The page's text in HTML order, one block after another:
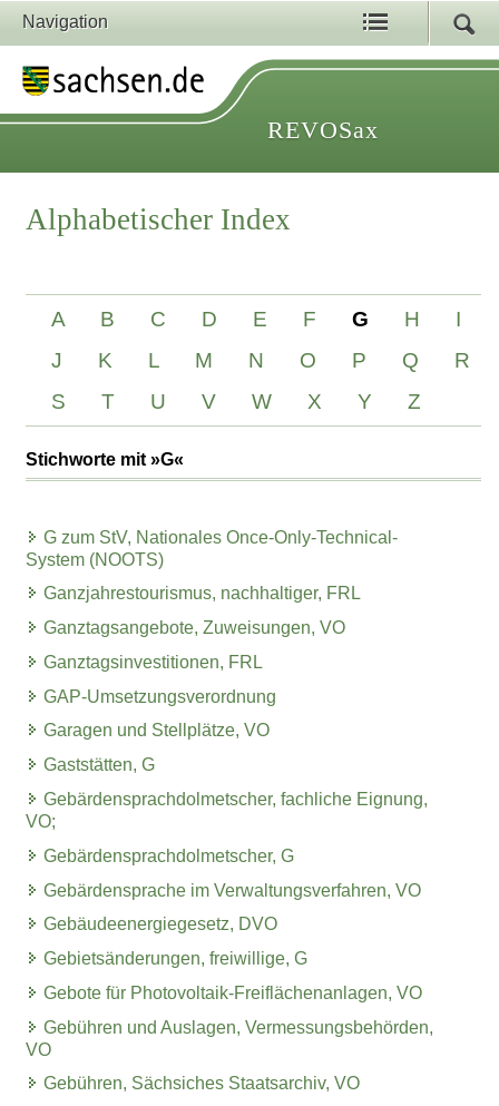
Navigation
REVOSax
Alphabetischer Index
A B C D E F G H
I
J
K L M N O P Q
R
S
T U V W X Y Z
Stichworte mit »G«
G zum StV, Nationales Once-Only-Technical-
System (NOOTS)
Ganzjahrestourismus, nachhaltiger, FRL
Ganztagsangebote, Zuweisungen, VO
Ganztagsinvestitionen, FRL
GAP-Umsetzungsverordnung
Garagen und Stellplätze, VO
Gaststätten, G
Gebärdensprachdolmetscher, fachliche Eignung,
VO;
Gebärdensprachdolmetscher, G
Gebärdensprache im Verwaltungsverfahren, VO
Gebäudeenergiegesetz, DVO
Gebietsänderungen, freiwillige, G
Gebote für Photovoltaik-Freiflächenanlagen, VO
Gebühren und Auslagen, Vermessungsbehörden,
VO
Gebühren, Sächsiches Staatsarchiv, VO